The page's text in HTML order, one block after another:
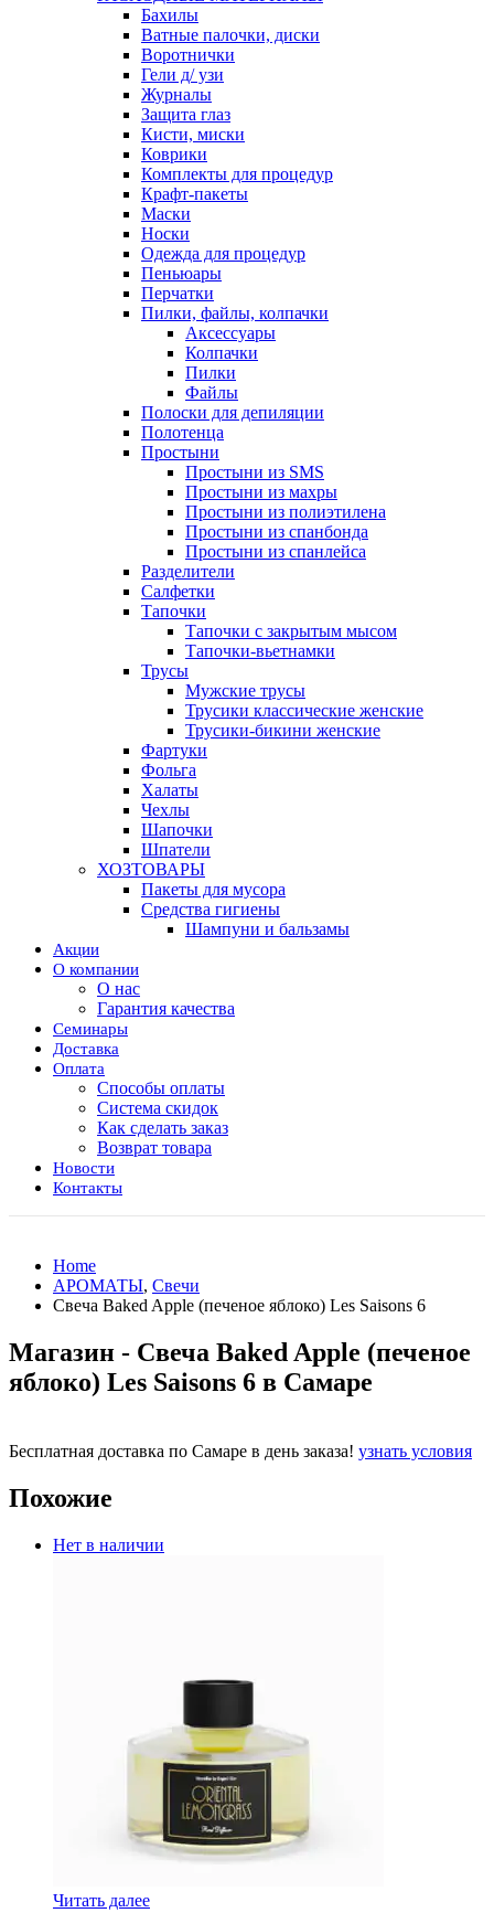
Бахилы
Ватные палочки, диски
Воротнички
Гели д/ узи
Журналы
Защита глаз
Кисти, миски
Коврики
Комплекты для процедур
Крафт-пакеты
Маски
Носки
Одежда для процедур
Пеньюары
Перчатки
Пилки, файлы, колпачки
Аксессуары
Колпачки
Пилки
Файлы
Полоски для депиляции
Полотенца
Простыни
Простыни из SMS
Простыни из махры
Простыни из полиэтилена
Простыни из спанбонда
Простыни из спанлейса
Разделители
Салфетки
Тапочки
Тапочки с закрытым мысом
Тапочки-вьетнамки
Трусы
Мужские трусы
Трусики классические женские
Трусики-бикини женские
Фартуки
Фольга
Халаты
Чехлы
Шапочки
Шпатели
ХОЗТОВАРЫ
Пакеты для мусора
Средства гигиены
Шампуни и бальзамы
Акции
О компании
О нас
Гарантия качества
Семинары
Доставка
Оплата
Способы оплаты
Система скидок
Как сделать заказ
Возврат товара
Новости
Контакты
Home
АРОМАТЫ, Свечи
Свеча Baked Apple (печеное яблоко) Les Saisons 6
Магазин - Свеча Baked Apple (печеное
яблоко) Les Saisons 6 в Самаре
Бесплатная доставка по Самаре в день заказа! узнать условия
Похожие
Нет в наличии
Читать далее